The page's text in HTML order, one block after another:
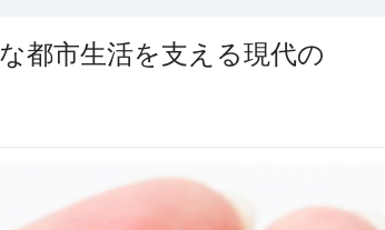
都市生活を支える現代の